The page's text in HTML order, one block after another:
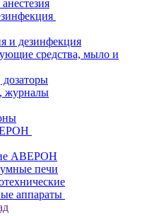
и дезинфекция
средства, мыло и
журналы
АВЕРОН
печи
аппараты